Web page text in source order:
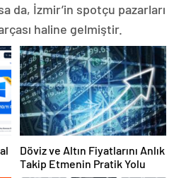
da, İzmir’in spotçu pazarları
haline gelmiştir.
Döviz ve Altın Fiyatlarını Anlık
Takip Etmenin Pratik Yolu